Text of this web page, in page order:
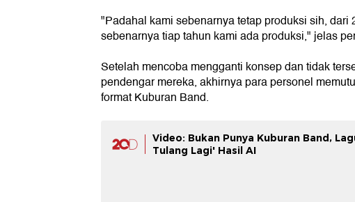
"Padahal kami sebenarnya tetap produksi sih, dari
sebenarnya tiap tahun kami ada produksi," jelas
Setelah mencoba mengganti konsep dan tidak
pendengar mereka, akhirnya para personel
format Kuburan Band.
Video: Bukan Punya Kuburan Band,
Tulang Lagi' Hasil AI